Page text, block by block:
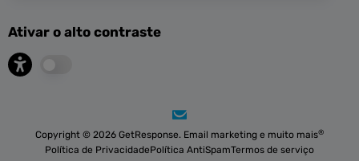
Ativar o alto contraste
Copyright © 2026 GetResponse. Email marketing e muito mais®
Política de PrivacidadePolítica AntiSpamTermos de serviço